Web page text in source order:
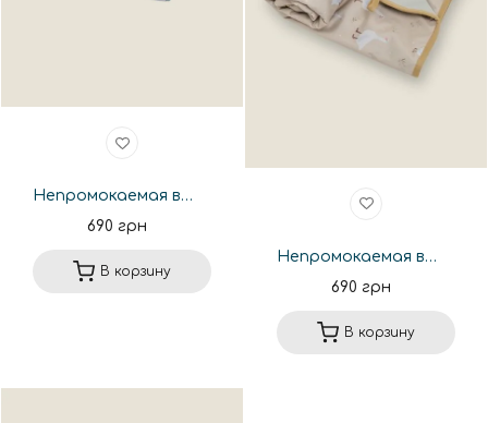
Непромокаемая впитывающая пеленка 70*80см. HM459
690 грн
В корзину
Непромокаемая впитывающая пеленка 70*80см. HM22
690 грн
В корзину